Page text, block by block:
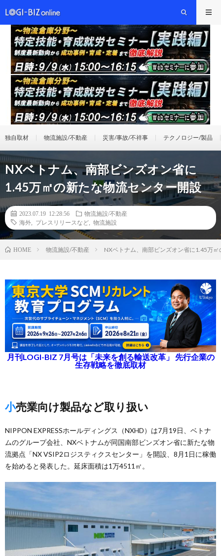
独自取材 物流施設/不動産 災害/事故/不祥事 テクノロジー/製品
NXベトナム、南部ビンズオン省に
1.45万㎡の新たな物流センター開設
2023.07.19 12:28:56
物流施設/不動産
海外
プレスリリースなど 物流施設
HOME 物流施設/不動産 NXベトナム、南部ビンズオン省に1.45万
月刊LOGI-BIZ 7月号は「未来を創る輸送改革」 先行企業の
生存戦略を徹底取材
小売業向け製品など取り扱い
NIPPON EXPRESSホールディングス（NXHD）は7月19日、ベトナ
ムのグループ会社、NXベトナムが同国南部ビンズオン省に新たな物
流拠点「NX VSIP2ロジスティクスセンター」を開設、8月1日に稼働
を始めると発表した。延床面積は1万4511㎡。